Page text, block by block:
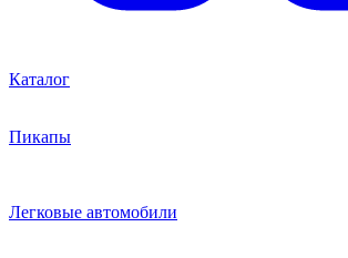
Каталог
Пикапы
Легковые автомобили